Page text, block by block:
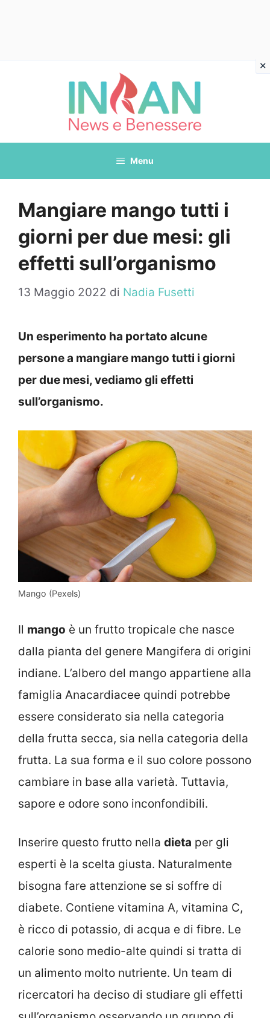
Menu
Mangiare mango tutti i
giorni per due mesi: gli
effetti sull’organismo
13 Maggio 2022 di Nadia Fusetti
Un esperimento ha portato alcune
persone a mangiare mango tutti i giorni
per due mesi, vediamo gli effetti
sull’organismo.
Mango (Pexels)
Il mango è un frutto tropicale che nasce
dalla pianta del genere Mangifera di origini
indiane. L’albero del mango appartiene alla
famiglia Anacardiacee quindi potrebbe
essere considerato sia nella categoria
della frutta secca, sia nella categoria della
frutta. La sua forma e il suo colore possono
cambiare in base alla varietà. Tuttavia,
sapore e odore sono inconfondibili.
Inserire questo frutto nella dieta per gli
esperti è la scelta giusta. Naturalmente
bisogna fare attenzione se si soffre di
diabete. Contiene vitamina A, vitamina C,
è ricco di potassio, di acqua e di fibre. Le
calorie sono medio-alte quindi si tratta di
un alimento molto nutriente. Un team di
ricercatori ha deciso di studiare gli effetti